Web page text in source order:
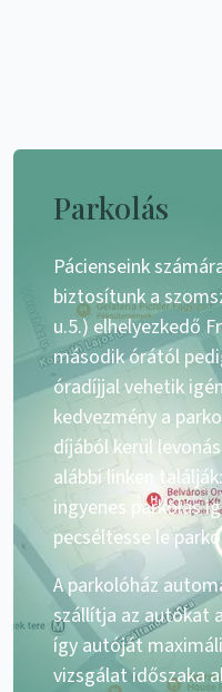
Parkolás
Pácienseink
biztosítunk a
u.5.) elhelyezkedő
második órától
óradíjjal vehetik
kedvezmény a
díjából kerül
alábbi linken találják:
ingyenes parkolás
pecséltesse le
A parkolóház
szállítja az autókat
így autóját
vizsgálat időszaka